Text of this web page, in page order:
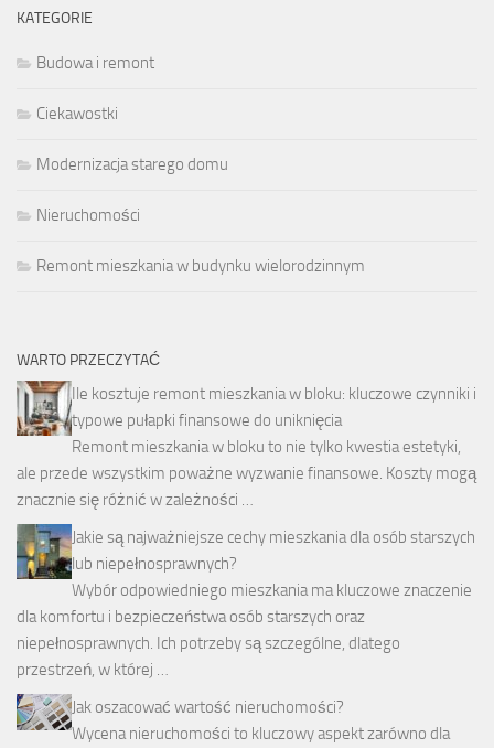
KATEGORIE
Budowa i remont
Ciekawostki
Modernizacja starego domu
Nieruchomości
Remont mieszkania w budynku wielorodzinnym
WARTO PRZECZYTAĆ
Ile kosztuje remont mieszkania w bloku: kluczowe czynniki i
typowe pułapki finansowe do uniknięcia
Remont mieszkania w bloku to nie tylko kwestia estetyki,
ale przede wszystkim poważne wyzwanie finansowe. Koszty mogą
znacznie się różnić w zależności …
Jakie są najważniejsze cechy mieszkania dla osób starszych
lub niepełnosprawnych?
Wybór odpowiedniego mieszkania ma kluczowe znaczenie
dla komfortu i bezpieczeństwa osób starszych oraz
niepełnosprawnych. Ich potrzeby są szczególne, dlatego
przestrzeń, w której …
Jak oszacować wartość nieruchomości?
Wycena nieruchomości to kluczowy aspekt zarówno dla